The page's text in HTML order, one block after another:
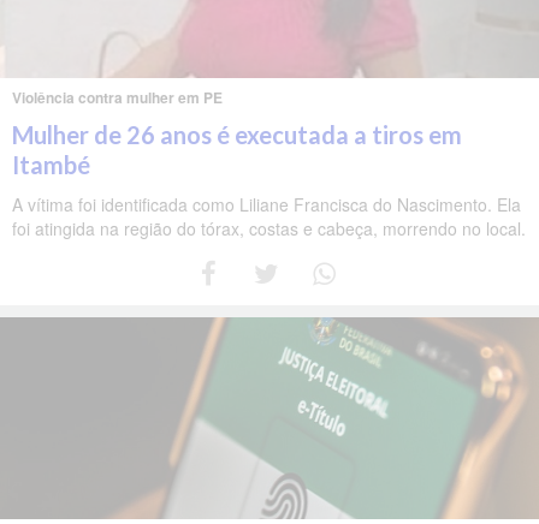
Violência contra mulher em PE
Mulher de 26 anos é executada a tiros em
Itambé
A vítima foi identificada como Liliane Francisca do Nascimento. Ela
foi atingida na região do tórax, costas e cabeça, morrendo no local.